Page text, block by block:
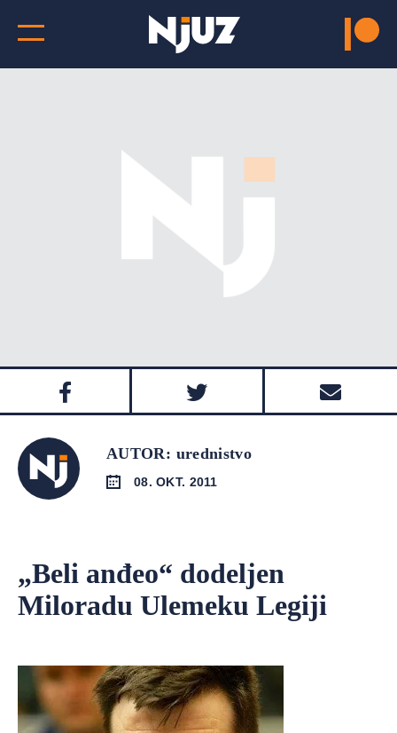
AUTOR: urednistvo
08. OKT. 2011
„Beli anđeo“ dodeljen
Miloradu Ulemeku Legiji